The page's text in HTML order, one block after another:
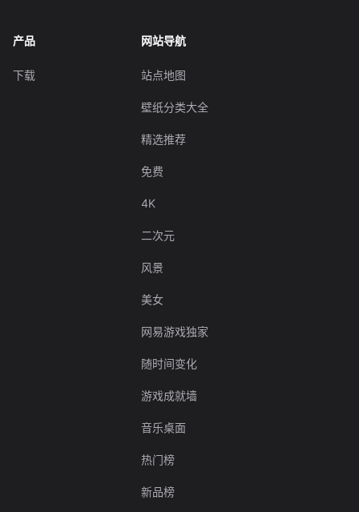
产品
下载
网站导航
站点地图
壁纸分类大全
精选推荐
免费
4K
二次元
风景
美女
网易游戏独家
随时间变化
游戏成就墙
音乐桌面
热门榜
新品榜